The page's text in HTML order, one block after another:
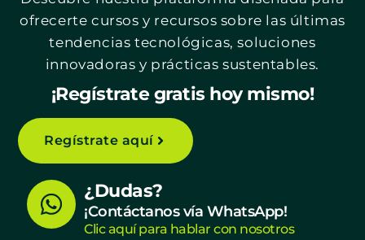
ofrecerte cursos y recursos sobre las últimas
tendencias tecnológicas, soluciones
innovadoras y prácticas sustentables.
¡Regístrate gratis hoy mismo!
Regístrate aquí
W
h
¿Dudas?
¡Contáctanos vía WhatsApp!
Clic aquí para hablar con nosotros